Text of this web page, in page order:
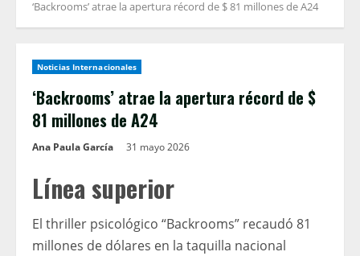
‘Backrooms’ atrae la apertura récord de $ 81 millones de A24
Noticias Internacionales
‘Backrooms’ atrae la apertura récord de $
81 millones de A24
Ana Paula García 31 mayo 2026
Línea superior
El thriller psicológico “Backrooms” recaudó 81
millones de dólares en la taquilla nacional